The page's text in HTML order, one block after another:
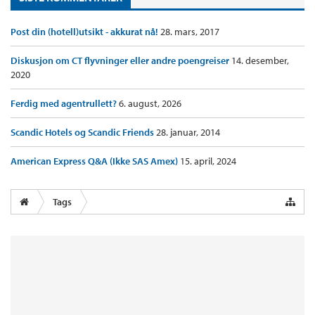
Post din (hotell)utsikt - akkurat nå! 28. mars, 2017
Diskusjon om CT flyvninger eller andre poengreiser 14. desember,
2020
Ferdig med agentrullett?6. august, 2026
Scandic Hotels og Scandic Friends28. januar, 2014
American Express Q&A (Ikke SAS Amex) 15. april, 2024
Tags